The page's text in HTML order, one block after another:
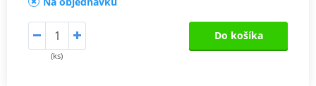
(ks)
Do košíka